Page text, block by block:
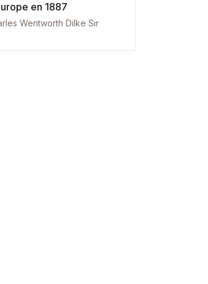
en 1887
Wentworth Dilke Sir